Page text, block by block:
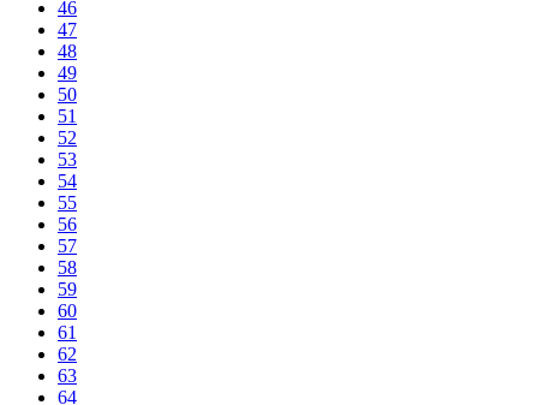
46
47
48
49
50
51
52
53
54
55
56
57
58
59
60
61
62
63
64